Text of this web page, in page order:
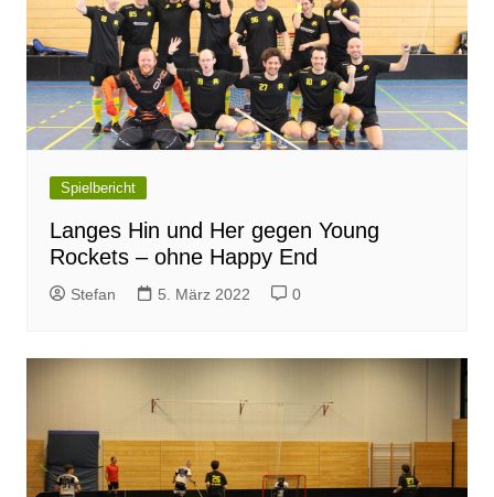
Spielbericht
Langes Hin und Her gegen Young
Rockets – ohne Happy End
Stefan 5. März 2022 0